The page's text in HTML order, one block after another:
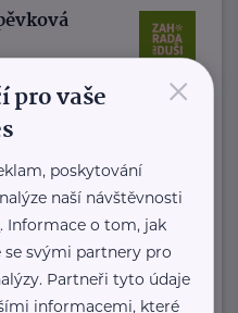
×
pro vaše
poskytování
naší návštěvnosti
. Informace o tom, jak
se svými partnery pro
Partneři tyto údaje
informacemi, které